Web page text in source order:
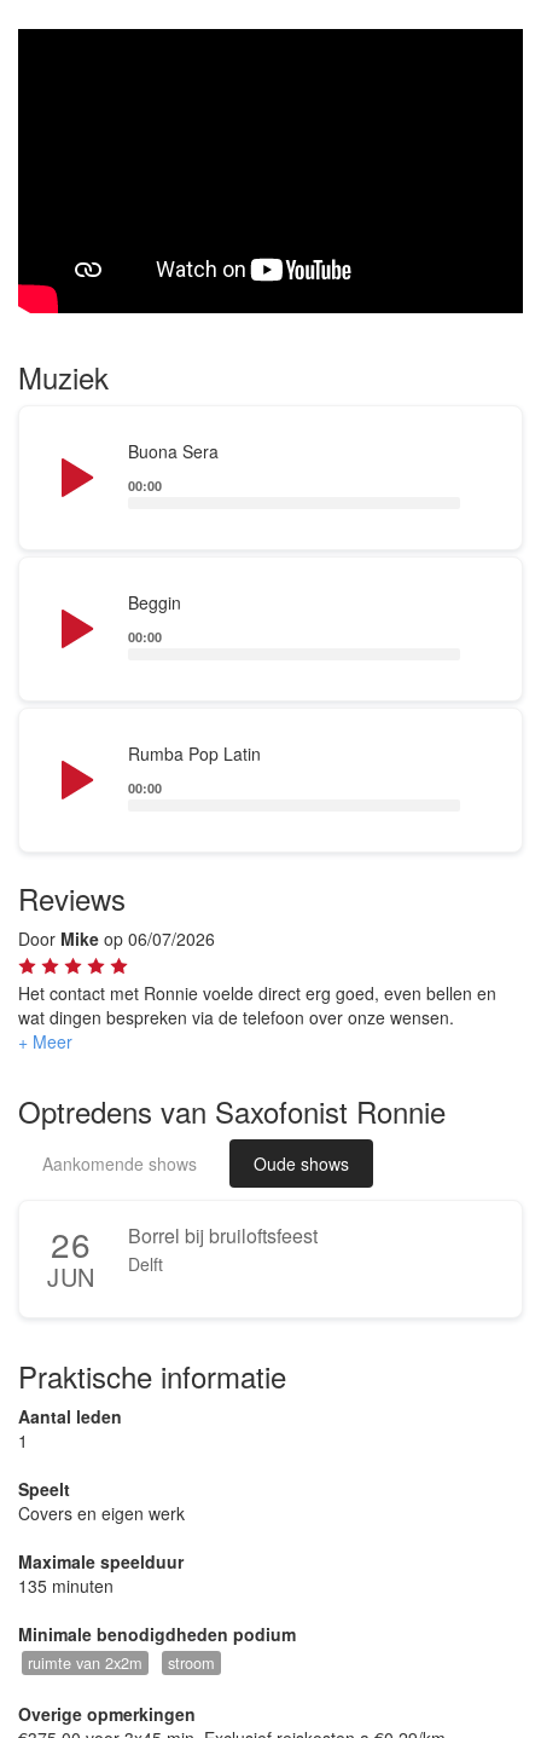
Met zijn eigen begeleidingsapparatuur en
aanpasbare kledingstijl, zorgt Ronnie ervoor dat zijn
optreden naadloos aansluit bij uw evenement. Maak
veelzijdige en getalenteerde saxofonist Ronnie!
Boek nu en geniet van een onvergetelijke muzikale
Muziek
Buona Sera
Player
00:00
Beggin
Player
00:00
Rumba Pop Latin
Player
00:00
Reviews
Door Mike op 06/07/2026
Het contact met Ronnie voelde direct erg goed, even bellen en
wat dingen bespreken via de telefoon over onze wensen.
Tijdens de borrel van onze bruiloft heeft Ronnie een super
veel mensen ook mee konden zingen, en onder het genot van
een drankje, spelletje en wat te eten hebben wij genoten van zijn
muziek. Zeker een aandrader!
Optredens van Saxofonist Ronnie
Aankomende shows Oude shows
26
JUN
Borrel bij bruiloftsfeest
Delft
Praktische informatie
Aantal leden
1
Speelt
Covers en eigen werk
Maximale speelduur
135 minuten
Minimale benodigdheden podium
ruimte van 2x2m stroom
Overige opmerkingen